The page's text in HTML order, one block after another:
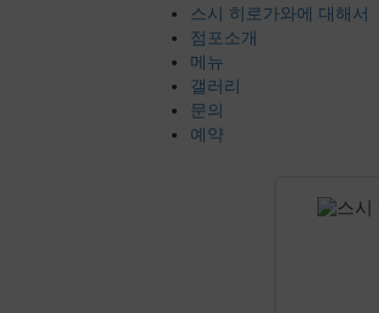
스시 히로가와에 대해서
점포소개
메뉴
갤러리
문의
예약